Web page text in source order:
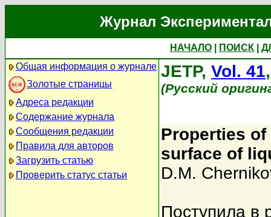
Журнал
НАЧАЛО ПОИСК
Общая информация о журнале
Золотые страницы
Адреса редакции
Содержание журнала
Сообщения редакции
Правила для авторов
Загрузить статью
Проверить статус статьи
JETP, Vol. 41
(Русский
Properties
surface of
D.M.
Поступила в